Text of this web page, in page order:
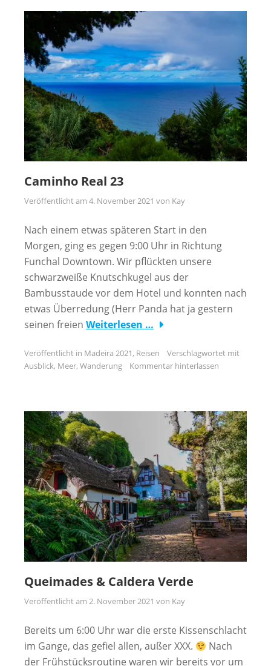
Caminho Real 23
Veröffentlicht am 4. November 2021 von Kay
Nach einem etwas späteren Start in den
Morgen, ging es gegen 9:00 Uhr in Richtung
Funchal Downtown. Wir pflückten unsere
schwarzweiße Knutschkugel aus der
Bambusstaude vor dem Hotel und konnten nach
etwas Überredung (Herr Panda hat ja gestern
seinen freien Weiterlesen …
Veröffentlicht in Madeira 2021, Reisen
Verschlagwortet mit
Ausblick, Meer, Wanderung Kommentar hinterlassen
Queimades & Caldera Verde
Veröffentlicht am 2. November 2021 von Kay
Bereits um 6:00 Uhr war die erste Kissenschlacht
im Gange, das gefiel allen, außer XXX.
Nach
der Frühstücksroutine waren wir bereits vor um